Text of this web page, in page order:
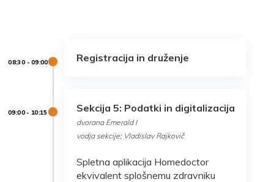
Registracija in druženje
Sekcija 5: Podatki in digitalizacija
dvorana Emerald I
vodja sekcije: Vladislav Rajkovič
Spletna aplikacija Homedoctor
ekvivalent splošnemu zdravniku